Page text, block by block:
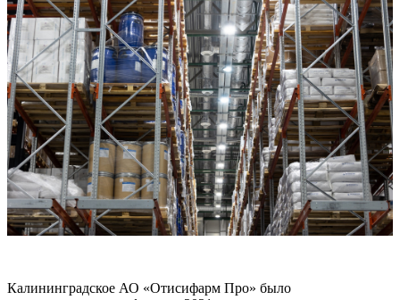
Калининградское АО «Отисифарм Про» было